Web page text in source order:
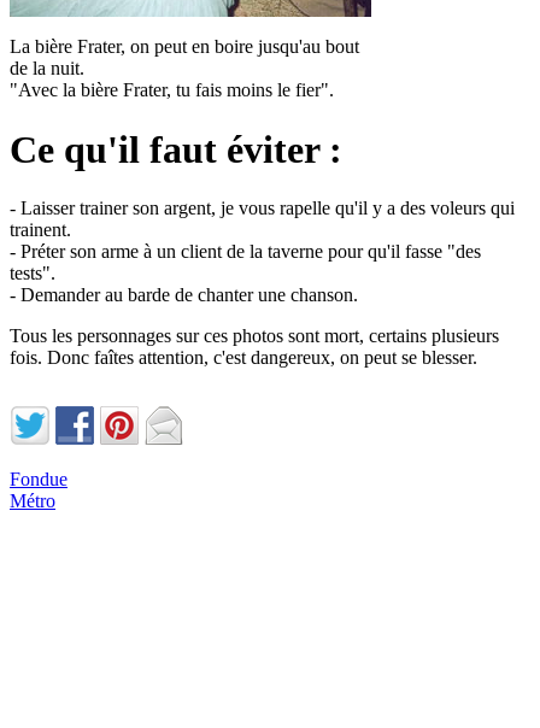
La bière Frater, on peut en boire jusqu'au bout
de la nuit.
"Avec la bière Frater, tu fais moins le fier".
Ce qu'il faut éviter :
- Laisser trainer son argent, je vous rapelle qu'il y a des voleurs qui
trainent.
- Préter son arme à un client de la taverne pour qu'il fasse "des
tests".
- Demander au barde de chanter une chanson.
Tous les personnages sur ces photos sont mort, certains plusieurs
fois. Donc faîtes attention, c'est dangereux, on peut se blesser.
Fondue
Métro